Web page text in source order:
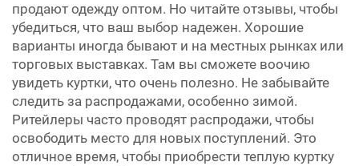
продают одежду оптом. Но читайте отзывы, чтобы
убедиться, что ваш выбор надежен. Хорошие
варианты иногда бывают и на местных рынках или
торговых выставках. Там вы сможете воочию
увидеть куртки, что очень полезно. Не забывайте
следить за распродажами, особенно зимой.
Ритейлеры часто проводят распродажи, чтобы
освободить место для новых поступлений. Это
отличное время, чтобы приобрести теплую куртку